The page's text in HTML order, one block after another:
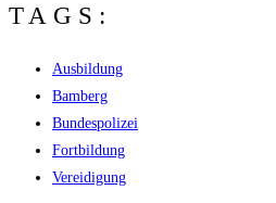
TAGS:
Ausbildung
Bamberg
Bundespolizei
Fortbildung
Vereidigung